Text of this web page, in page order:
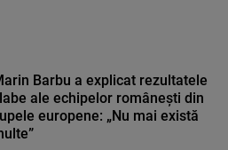
Barbu a explicat rezultatele
ale echipelor românești din
europene: „Nu mai există